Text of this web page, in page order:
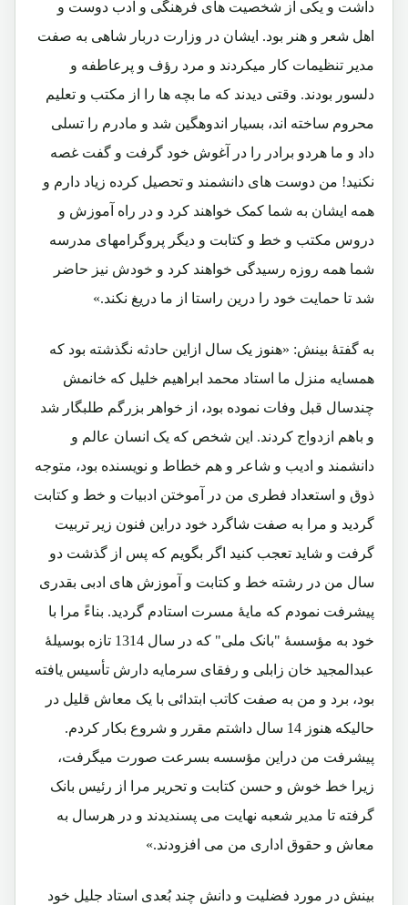
داشت و یکی از شخصیت های فرهنگی و ادب دوست و
اهل شعر و هنر بود. ایشان در وزارت دربار شاهی به صفت
مدیر تنظیمات کار میکردند و مرد رؤف و پرعاطفه و
دلسور بودند. وقتی دیدند که ما بچه ها را از مکتب و تعلیم
محروم ساخته اند، بسیار اندوهگین شد و مادرم را تسلی
داد و ما هردو برادر را در آغوش خود گرفت و گفت غصه
نکنید! من دوست های دانشمند و تحصیل کرده زیاد دارم و
همه ایشان به شما کمک خواهند کرد و در راه آموزش و
دروس مکتب و خط و کتابت و دیگر پروگرامهای مدرسه
شما همه روزه رسیدگی خواهند کرد و خودش نیز حاضر
شد تا حمایت خود را درین راستا از ما دریغ نکند.»
به گفتۀ بینش: «هنوز یک سال ازاین حادثه نگذشته بود که
همسایه منزل ما استاد محمد ابراهیم خلیل که خانمش
چندسال قبل وفات نموده بود، از خواهر بزرگم طلبگار شد
و باهم ازدواج کردند. این شخص که یک انسان عالم و
دانشمند و ادیب و شاعر و هم خطاط و نویسنده بود، متوجه
ذوق و استعداد فطری من در آموختن ادبیات و خط و کتابت
گردید و مرا به صفت شاگرد خود دراین فنون زیر تربیت
گرفت و شاید تعجب کنید اگر بگویم که پس از گذشت دو
سال من در رشته خط و کتابت و آموزش های ادبی بقدری
پیشرفت نمودم که مایۀ مسرت استادم گردید. بناءً مرا با
خود به مؤسسۀ "بانک ملی" که در سال 1314 تازه بوسیلۀ
عبدالمجید خان زابلی و رفقای سرمایه دارش تأسیس یافته
بود، برد و من به صفت کاتب ابتدائی با یک معاش قلیل در
حالیکه هنوز 14 سال داشتم مقرر و شروع بکار کردم.
پیشرفت من دراین مؤسسه بسرعت صورت میگرفت،
زیرا خط خوش و حسن کتابت و تحریر مرا از رئیس بانک
گرفته تا مدیر شعبه نهایت می پسندیدند و در هرسال به
معاش و حقوق اداری من می افزودند.»
بینش در مورد فضلیت و دانش چند بُعدی استاد جلیل خود